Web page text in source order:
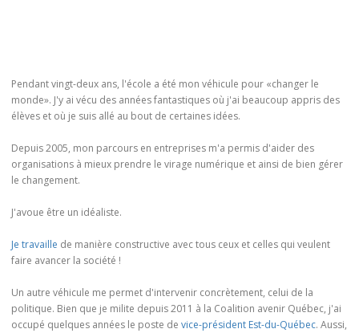
Pendant vingt-deux ans, l'école a été mon véhicule pour «changer le
monde». J'y ai vécu des années fantastiques où j'ai beaucoup appris des
élèves et où je suis allé au bout de certaines idées.
Depuis 2005, mon parcours en entreprises m'a permis d'aider des
organisations à mieux prendre le virage numérique et ainsi de bien gérer
le changement.
J'avoue être un idéaliste.
Je travaille de manière constructive avec tous ceux et celles qui veulent
faire avancer la société !
Un autre véhicule me permet d'intervenir concrètement, celui de la
politique. Bien que je milite depuis 2011 à la Coalition avenir Québec, j'ai
occupé quelques années le poste de vice-président Est-du-Québec. Aussi,